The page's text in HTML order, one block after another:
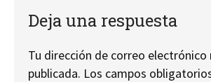
Deja una respuesta
Tu dirección de correo electrónico
publicada. Los campos